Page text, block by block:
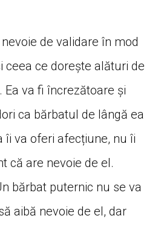
de validare în mod
ceea ce dorește alături de
va fi încrezătoare și
ca bărbatul de lângă ea
îi va oferi afecțiune, nu îi
că are nevoie de el.
bărbat puternic nu se va
aibă nevoie de el, dar